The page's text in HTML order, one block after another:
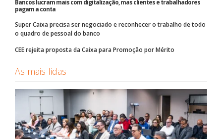
Bancos lucram mais com digitalização, mas clientes e trabalhadores
pagam a conta
Super Caixa precisa ser negociado e reconhecer o trabalho de todo
o quadro de pessoal do banco
CEE rejeita proposta da Caixa para Promoção por Mérito
As mais lidas